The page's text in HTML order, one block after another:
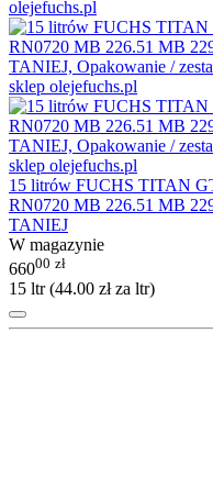
15 litrów FUCHS TITAN
RN0720 MB 226.51 MB
TANIEJ
W magazynie
66000 zł
15 ltr (44.00 złza ltr)